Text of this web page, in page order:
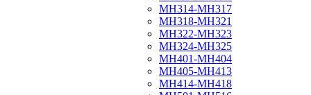
МН314-МН317
МН318-МН321
МН322-МН323
МН324-МН325
МН401-МН404
МН405-МН413
МН414-МН418